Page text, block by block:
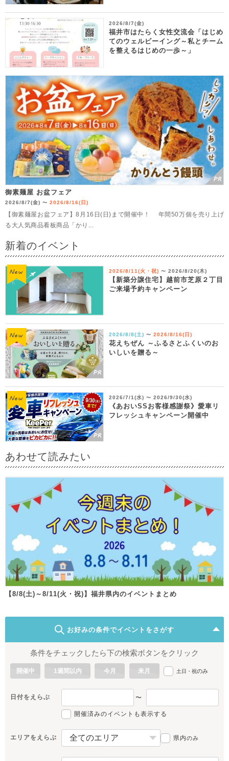
2026/8/7(金)
福井市はたらく女性交流会「はじめ
てのウェルビーイング～私とチーム
を整えるはじめの一歩～」
御素麺屋 お盆フェア
2026/8/7(金) 〜 2026/8/16(日)
【御素麺屋お盆フェア】8月16日(日)まで開催中！ 年間50万個を売り上げ
る大人気商品看板商品「かり...
新着のイベント
2026/8/11(火・祝) 〜 2026/8/20(木)
【新築分譲住宅】越前市芝原２丁目
ご来場予約キャンペーン
2026/8/8(土) 〜 2026/8/16(日)
花えちぜん ～ふるさとふくいのお
いしいを贈る～
2026/7/1(水) 〜 2026/9/30(水)
《あおいSSお客様感謝祭》愛車リ
フレッシュキャンペーン開催中
あわせて読みたい
【8/8(土)～8/11(火・祝)】福井県内のイベントまとめ
お好みの条件でイベントをさがす
条件をチェックしたら下の検索ボタンをクリック
開催中 1週間以内 今月 来月 土日・祝のみ
日付をえらぶ 〜
開催済みのイベントも表示する
エリアをえらぶ 県内のみ